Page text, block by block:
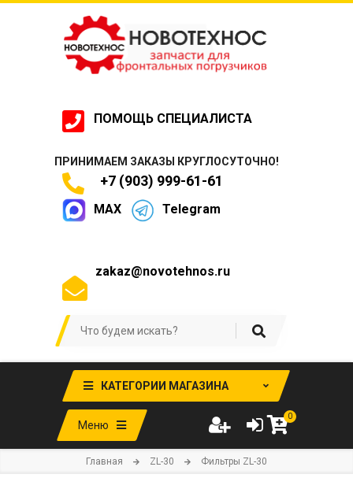
ПОМОЩЬ СПЕЦИАЛИСТА
ПРИНИМАЕМ ЗАКАЗЫ КРУГЛОСУТОЧНО!
+7 (903) 999-61-61
MAX Telegram
zakaz@novotehnos.ru
КАТЕГОРИИ МАГАЗИНА
Меню
0
Главная ZL-30 Фильтры ZL-30